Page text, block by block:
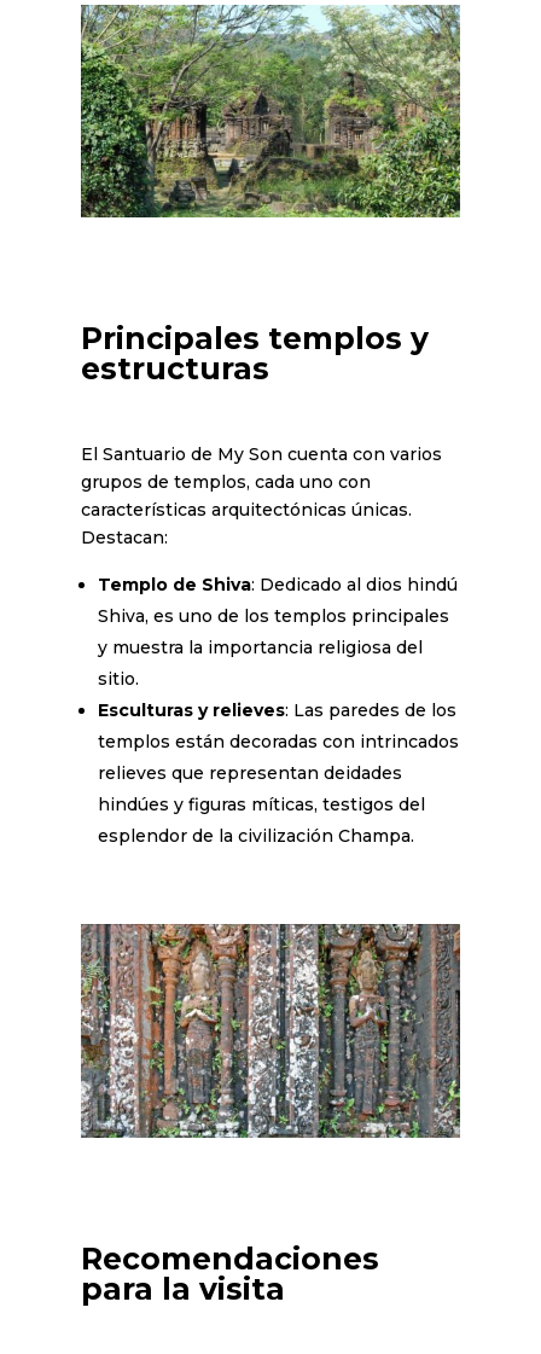
Principales templos y
estructuras
El Santuario de My Son cuenta con varios
grupos de templos, cada uno con
características arquitectónicas únicas.
Destacan:
Templo de Shiva: Dedicado al dios hindú
Shiva, es uno de los templos principales
y muestra la importancia religiosa del
sitio.
Esculturas y relieves: Las paredes de los
templos están decoradas con intrincados
relieves que representan deidades
hindúes y figuras míticas, testigos del
esplendor de la civilización Champa.
Recomendaciones
para la visita